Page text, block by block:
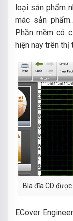
loại sản phẩm
mác sản
Phần mềm có
hiện nay trên thị
Bìa đĩa CD
ECover